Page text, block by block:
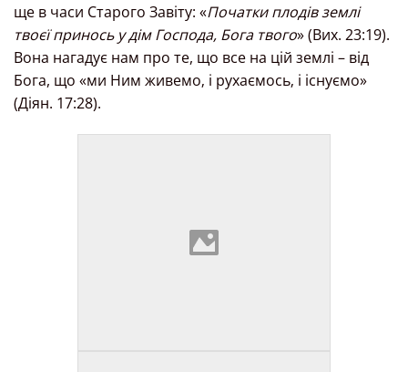
ще в часи Старого Завіту: «Початки плодів землі
твоєї принось у дім Господа, Бога твого» (Вих. 23:19).
Вона нагадує нам про те, що все на цій землі – від
Бога, що «ми Ним живемо‚ і рухаємось‚ і існуємо»
(Діян. 17:28).